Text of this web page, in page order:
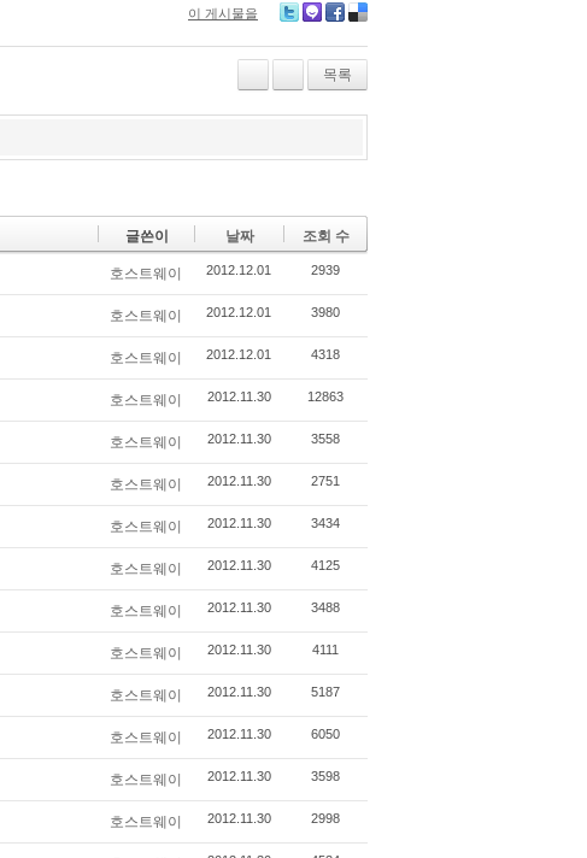
이 게시물을
itte e2
y
ce
bo
ok
lici
ou
s
목록
글쓴이 날짜 조회 수
호스트웨이 2012.12.01 2939
호스트웨이 2012.12.01 3980
호스트웨이 2012.12.01 4318
호스트웨이 2012.11.30 12863
호스트웨이 2012.11.30 3558
호스트웨이 2012.11.30 2751
호스트웨이 2012.11.30 3434
호스트웨이 2012.11.30 4125
호스트웨이 2012.11.30 3488
호스트웨이 2012.11.30 4111
호스트웨이 2012.11.30 5187
호스트웨이 2012.11.30 6050
호스트웨이 2012.11.30 3598
호스트웨이 2012.11.30 2998